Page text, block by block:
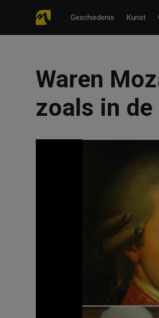
Geschiedenis Kunst
Waren
zoals in